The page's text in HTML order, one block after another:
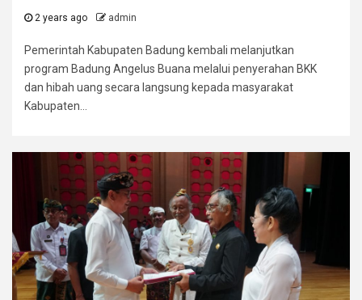
2 years ago admin
Pemerintah Kabupaten Badung kembali melanjutkan
program Badung Angelus Buana melalui penyerahan BKK
dan hibah uang secara langsung kepada masyarakat
Kabupaten...